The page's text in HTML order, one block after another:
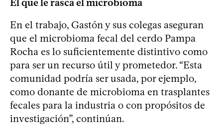
En el trabajo, Gastón y sus colegas aseguran
que el microbioma fecal del cerdo Pampa
Rocha es lo suficientemente distintivo como
para ser un recurso útil y prometedor. “Esta
comunidad podría ser usada, por ejemplo,
como donante de microbioma en trasplantes
fecales para la industria o con propósitos de
investigación”, continúan.